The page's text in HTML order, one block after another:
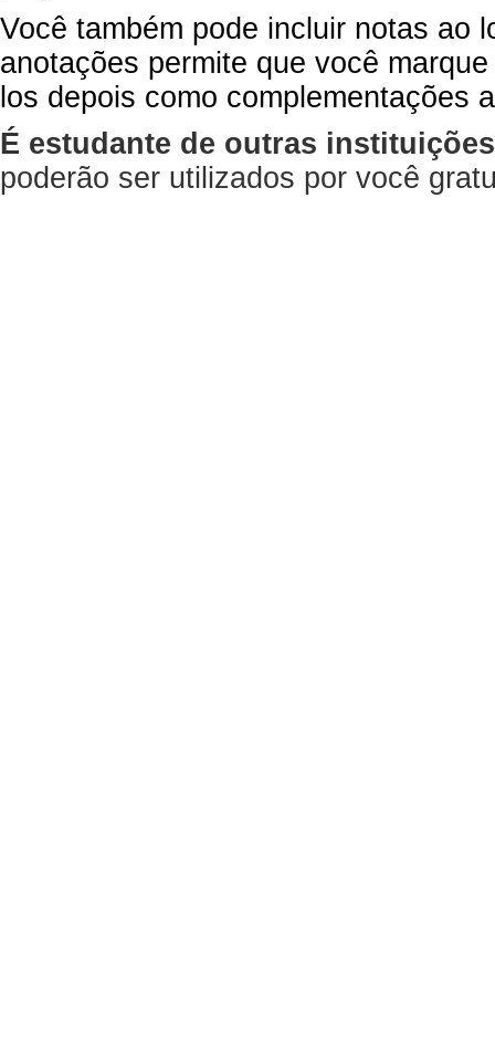
Você também pode incluir notas ao
anotações permite que você
los depois como complementações
É estudante de outras
poderão ser utilizados por você